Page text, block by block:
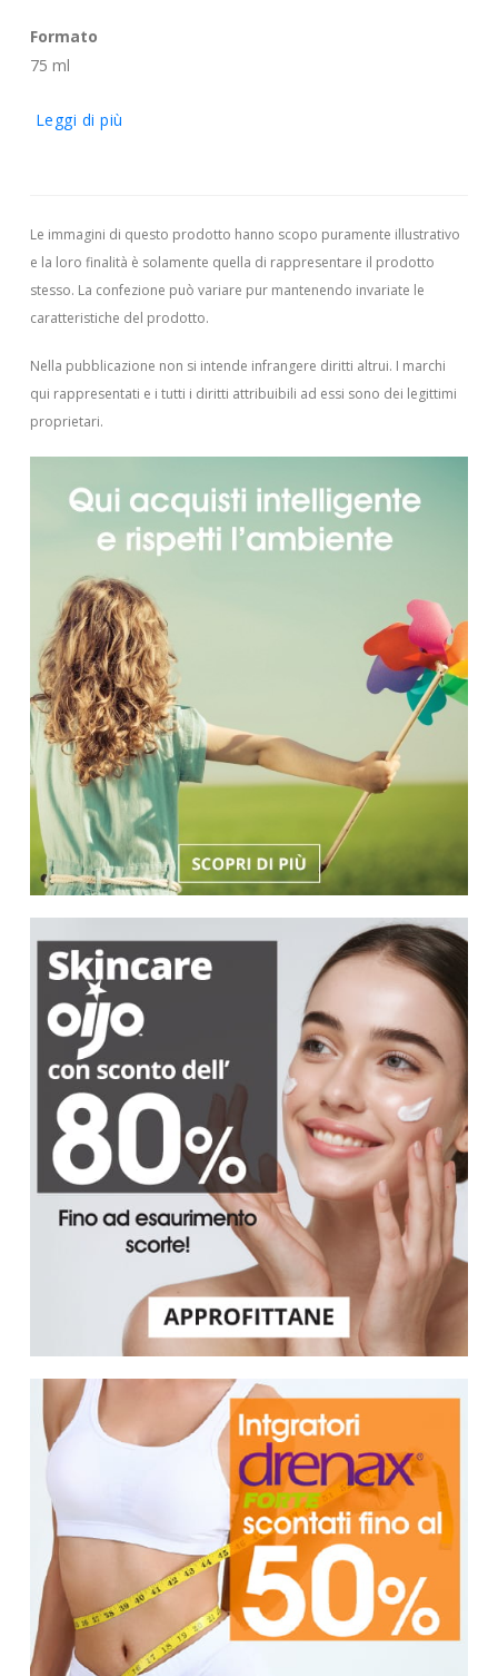
Formato
75 ml
Leggi di più
Le immagini di questo prodotto hanno scopo puramente illustrativo
e la loro finalità è solamente quella di rappresentare il prodotto
stesso. La confezione può variare pur mantenendo invariate le
caratteristiche del prodotto.
Nella pubblicazione non si intende infrangere diritti altrui. I marchi
qui rappresentati e i tutti i diritti attribuibili ad essi sono dei legittimi
proprietari.